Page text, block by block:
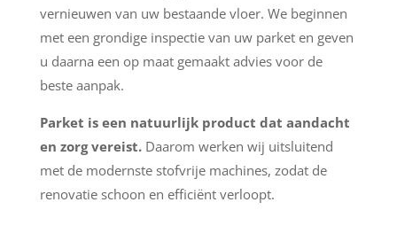
vernieuwen van uw bestaande vloer. We beginnen
met een grondige inspectie van uw parket en geven
u daarna een op maat gemaakt advies voor de
beste aanpak.
Parket is een natuurlijk product dat aandacht
en zorg vereist.Daarom werken wij uitsluitend
met de modernste stofvrije machines, zodat de
renovatie schoon en efficiënt verloopt.